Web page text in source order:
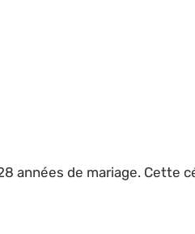
années de mariage. Cette